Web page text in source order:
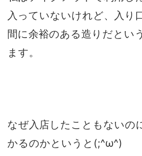
入っていないけれど、入り
間に余裕のある造りだとい
ます。
なぜ入店したこともないの
かるのかというと(;^ω^)